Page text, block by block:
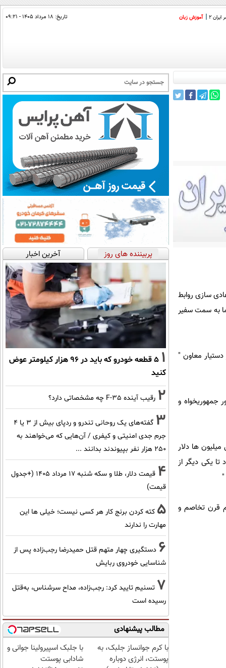
2 آموزش زبان تاریخ: ۱۸ مرداد ۱۴۰۵ - ۰۹:۲۱
آمریکایی که از سال 2014 و همزمان با عادی سازی روابط
به سمت سفیر
معاون "
جمهوریخواه و
میلیون ها دلار
تا یکی دیگر از
قرن تخاصم و
پربیننده های روز آخرین اخبار
1
۵ قطعه خودرو که باید در ۹۶ هزار کیلومتر عوض
کنید
2 رقیب آینده F-35 چه مشخصاتی دارد؟
3
گفته‌های یک روحانی تندرو و ردپای بیش از ۳ یا ۴
جرم جدی امنیتی و کیفری / آن‌هایی که می‌خواهند به
۲۵۰ هزار نفر بپیوندند بدانند ...
4
قیمت دلار، طلا و سکه شنبه ۱۷ مرداد ۱۴۰۵ (+جدول
قیمت)
5 کته کردن برنج کار هر کسی نیست؛ خیلی ها این
مهارت را ندارند
6 دستگیری چهار متهم قتل حمیدرضا رجب‌زاده پس از
شناسایی خودروی ربایش
7 تسنیم تایید کرد: رجب‌زاده، مداح سرشناس، به‌قتل
رسیده است
مطالب پیشنهادی
با کرم جوانساز جلبک، به
پوستت، انرژی دوباره
با جلبک اسپیرولینا جوانی و
شادابی پوستت